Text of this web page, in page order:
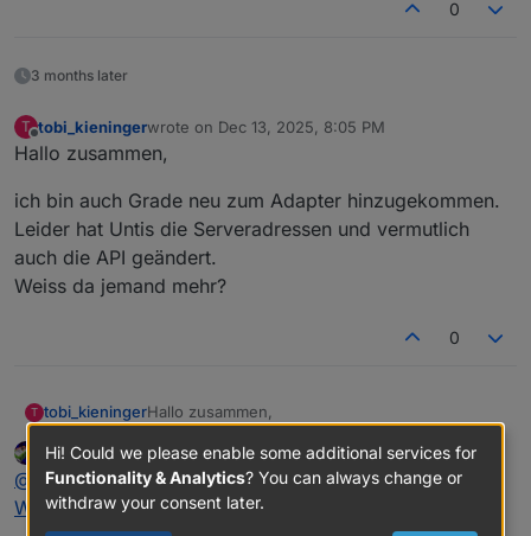
0
3 months later
T
Offline
tobi_kieningerwrote on Dec 13, 2025, 8:05 PM
last edited by
Hallo zusammen,
ich bin auch Grade neu zum Adapter hinzugekommen.
Leider hat Untis die Serveradressen und vermutlich
auch die API geändert.
Weiss da jemand mehr?
0
T tobi_kieningerHallo zusammen,
ich bin auch Grade neu zum Adapter
hinzugekommen.
Leider hat Untis die Serveradressen und
Offline
madingwrote onDec 14, 2025, 5:54 AM
last edited by
@ tobi_kieningersagte inTESTER: Neuer Adapter
Webuntis:
Hi! Could we please enable some additional services for
Functionality & Analytics? You can always change or
withdraw your consent later.